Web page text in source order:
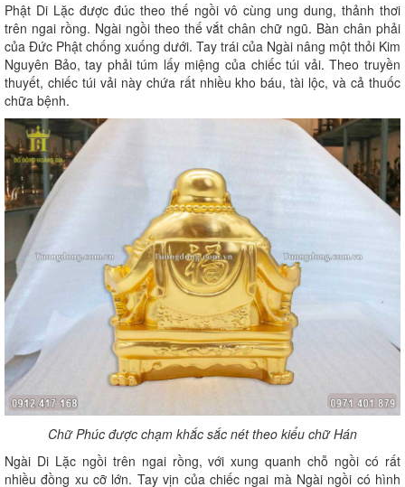
Phật Di Lặc được đúc theo thế ngồi vô cùng ung dung, thảnh thơi
trên ngai rồng. Ngài ngồi theo thế vắt chân chữ ngũ. Bàn chân phải
của Đức Phật chống xuống dưới. Tay trái của Ngài nâng một thỏi Kim
Nguyên Bảo, tay phải túm lấy miệng của chiếc túi vải. Theo truyền
thuyết, chiếc túi vải này chứa rất nhiều kho báu, tài lộc, và cả thuốc
chữa bệnh.
Chữ Phúc được chạm khắc sắc nét theo kiểu chữ Hán
Ngài Di Lặc ngồi trên ngai rồng, với xung quanh chỗ ngồi có rất
nhiều đồng xu cỡ lớn. Tay vịn của chiếc ngai mà Ngài ngồi có hình